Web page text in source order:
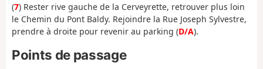
(7) Rester rive gauche de la Cerveyrette, retrouver plus loin
le Chemin du Pont Baldy. Rejoindre la Rue Joseph Sylvestre,
prendre à droite pour revenir au parking (D/A).
Points de passage